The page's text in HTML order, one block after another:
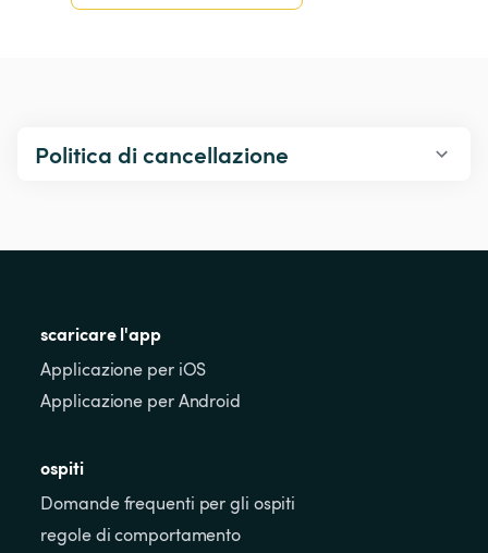
Politica di cancellazione
scaricare l'app
Applicazione per iOS
Applicazione per Android
ospiti
Domande frequenti per gli ospiti
regole di comportamento